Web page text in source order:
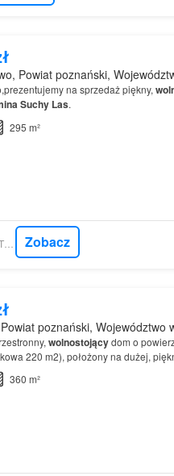
Powiat poznański,
na sprzedaż piękny,
Suchy Las.
295 m²
MORIZON.PL - OTTO HOUSE Zobacz
poznański, Województwo
wolnostojącydom o
220 m2), położony na dużej,
360 m²